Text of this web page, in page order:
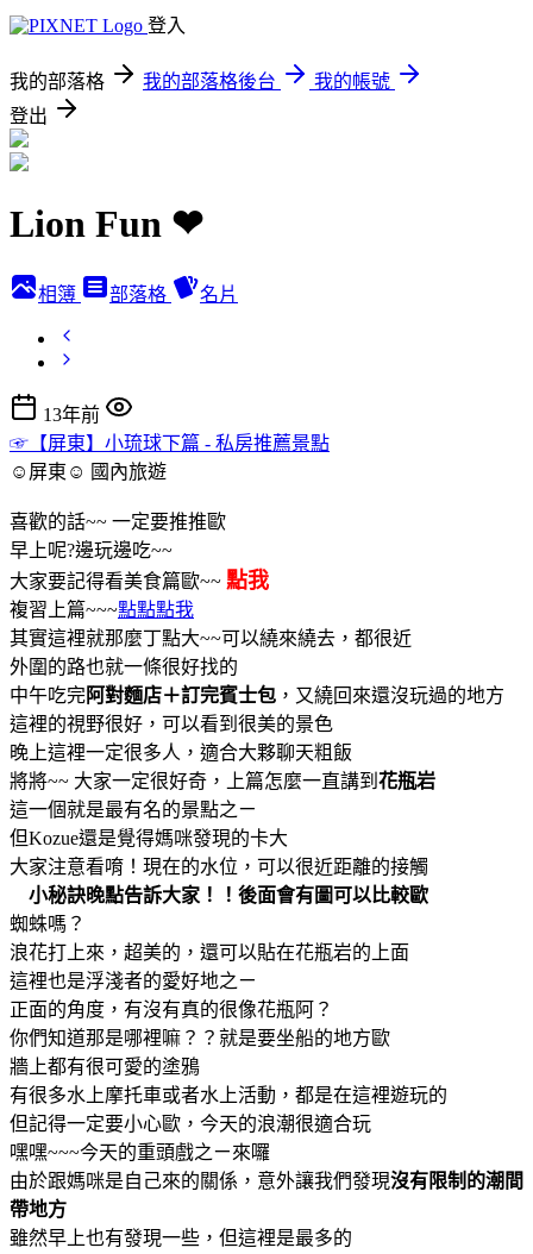
登入
我的部落格 我的部落格後台
我的帳號
登出
Lion Fun ❤
相簿 部落格 名片
13年前
☞【屏東】小琉球下篇 - 私房推薦景點
☺屏東☺ 國內旅遊
喜歡的話~~ 一定要推推歐
早上呢?邊玩邊吃~~
大家要記得看美食篇歐~~ 點我
複習上篇~~~點點點我
其實這裡就那麼丁點大~~可以繞來繞去，都很近
外圍的路也就一條很好找的
中午吃完阿對麵店＋訂完賓士包 ，又繞回來還沒玩過的地方
這裡的視野很好，可以看到很美的景色
晚上這裡一定很多人，適合大夥聊天粗飯
將將~~ 大家一定很好奇，上篇怎麼一直講到 花瓶岩
這一個就是最有名的景點之ㄧ
但Kozue還是覺得媽咪發現的卡大
大家注意看唷！現在的水位，可以很近距離的接觸
小秘訣晚點告訴大家！！後面會有圖可以比較歐
蜘蛛嗎？
浪花打上來，超美的，還可以貼在花瓶岩的上面
這裡也是浮淺者的愛好地之ㄧ
正面的角度，有沒有真的很像花瓶阿？
你們知道那是哪裡嘛？？就是要坐船的地方歐
牆上都有很可愛的塗鴉
有很多水上摩托車或者水上活動，都是在這裡遊玩的
但記得一定要小心歐，今天的浪潮很適合玩
嘿嘿~~~今天的重頭戲之ㄧ來囉
由於跟媽咪是自己來的關係，意外讓我們發現沒有限制的潮間
帶地方
雖然早上也有發現一些，但這裡是最多的